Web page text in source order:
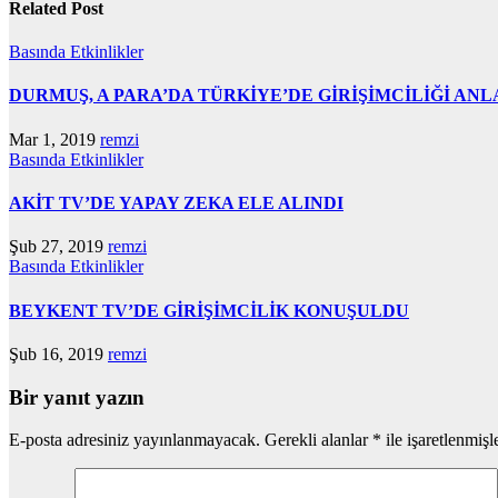
Related Post
Basında Etkinlikler
DURMUŞ, A PARA’DA TÜRKİYE’DE GİRİŞİMCİLİĞİ
Mar 1, 2019 remzi
Basında Etkinlikler
AKİT TV’DE YAPAY ZEKA ELE ALINDI
Şub 27, 2019 remzi
Basında Etkinlikler
BEYKENT TV’DE GİRİŞİMCİLİK KONUŞULDU
Şub 16, 2019 remzi
Bir yanıt yazın
E-posta adresiniz yayınlanmayacak. Gerekli alanlar * ile